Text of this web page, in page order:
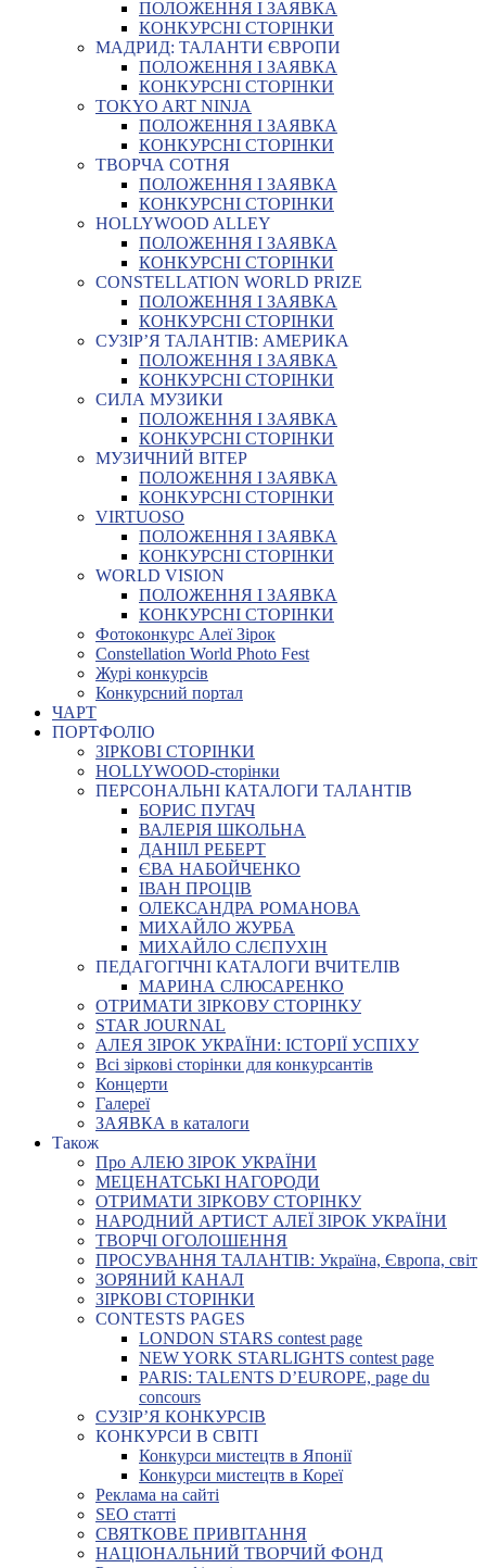
ПОЛОЖЕННЯ І ЗАЯВКА
КОНКУРСНІ СТОРІНКИ
МАДРИД: ТАЛАНТИ ЄВРОПИ
ПОЛОЖЕННЯ І ЗАЯВКА
КОНКУРСНІ СТОРІНКИ
TOKYO ART NINJA
ПОЛОЖЕННЯ І ЗАЯВКА
КОНКУРСНІ СТОРІНКИ
ТВОРЧА СОТНЯ
ПОЛОЖЕННЯ І ЗАЯВКА
КОНКУРСНІ СТОРІНКИ
HOLLYWOOD ALLEY
ПОЛОЖЕННЯ І ЗАЯВКА
КОНКУРСНІ СТОРІНКИ
CONSTELLATION WORLD PRIZE
ПОЛОЖЕННЯ І ЗАЯВКА
КОНКУРСНІ СТОРІНКИ
СУЗІР’Я ТАЛАНТІВ: АМЕРИКА
ПОЛОЖЕННЯ І ЗАЯВКА
КОНКУРСНІ СТОРІНКИ
СИЛА МУЗИКИ
ПОЛОЖЕННЯ І ЗАЯВКА
КОНКУРСНІ СТОРІНКИ
МУЗИЧНИЙ ВІТЕР
ПОЛОЖЕННЯ І ЗАЯВКА
КОНКУРСНІ СТОРІНКИ
VIRTUOSO
ПОЛОЖЕННЯ І ЗАЯВКА
КОНКУРСНІ СТОРІНКИ
WORLD VISION
ПОЛОЖЕННЯ І ЗАЯВКА
КОНКУРСНІ СТОРІНКИ
Фотоконкурс Алеї Зірок
Constellation World Photo Fest
Журі конкурсів
Конкурсний портал
ЧАРТ
ПОРТФОЛІО
ЗІРКОВІ СТОРІНКИ
HOLLYWOOD-сторінки
ПЕРСОНАЛЬНІ КАТАЛОГИ ТАЛАНТІВ
БОРИС ПУГАЧ
ВАЛЕРІЯ ШКОЛЬНА
ДАНІІЛ РЕБЕРТ
ЄВА НАБОЙЧЕНКО
ІВАН ПРОЦІВ
ОЛЕКСАНДРА РОМАНОВА
МИХАЙЛО ЖУРБА
МИХАЙЛО СЛЄПУХІН
ПЕДАГОГІЧНІ КАТАЛОГИ ВЧИТЕЛІВ
МАРИНА СЛЮСАРЕНКО
ОТРИМАТИ ЗІРКОВУ СТОРІНКУ
STAR JOURNAL
АЛЕЯ ЗІРОК УКРАЇНИ: ІСТОРІЇ УСПІХУ
Всі зіркові сторінки для конкурсантів
Концерти
Галереї
ЗАЯВКА в каталоги
Також
Про АЛЕЮ ЗІРОК УКРАЇНИ
МЕЦЕНАТСЬКІ НАГОРОДИ
ОТРИМАТИ ЗІРКОВУ СТОРІНКУ
НАРОДНИЙ АРТИСТ АЛЕЇ ЗІРОК УКРАЇНИ
ТВОРЧІ ОГОЛОШЕННЯ
ПРОСУВАННЯ ТАЛАНТІВ: Україна, Європа, світ
ЗОРЯНИЙ КАНАЛ
ЗІРКОВІ СТОРІНКИ
CONTESTS PAGES
LONDON STARS contest page
NEW YORK STARLIGHTS contest page
PARIS: TALENTS D’EUROPE, page du
concours
СУЗІР’Я КОНКУРСІВ
КОНКУРСИ В СВІТІ
Конкурси мистецтв в Японії
Конкурси мистецтв в Кореї
Реклама на сайті
SEO статті
СВЯТКОВЕ ПРИВІТАННЯ
НАЦІОНАЛЬНИЙ ТВОРЧИЙ ФОНД